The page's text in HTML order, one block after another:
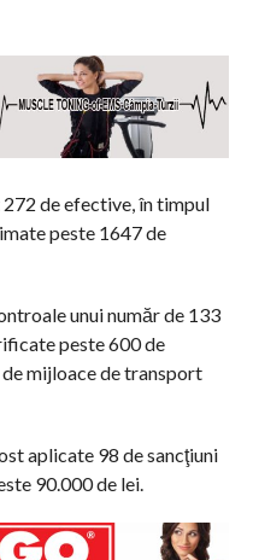
de efective, în timpul
peste 1647 de
unui număr de 133
peste 600 de
mijloace de transport
aplicate 98 de sancţiuni
90.000 de lei.